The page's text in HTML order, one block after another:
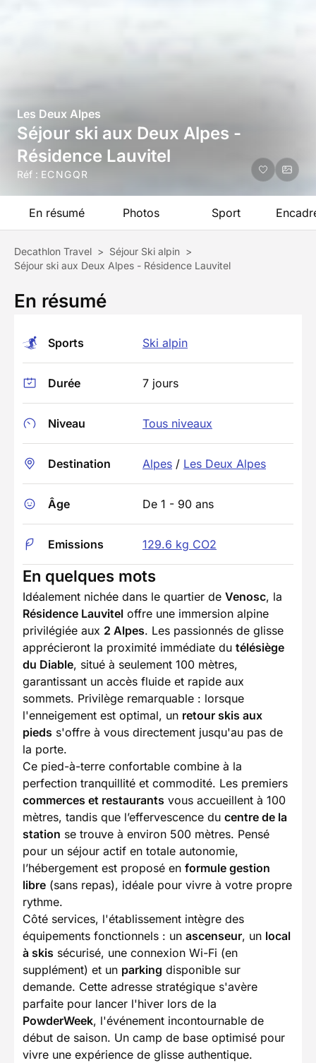
Les Deux Alpes
Séjour ski aux Deux Alpes -
Résidence Lauvitel
Réf : ECNGQR
En résumé Photos Sport
Decathlon Travel > Séjour Ski alpin >
Séjour ski aux Deux Alpes - Résidence Lauvitel
En résumé
Sports Ski alpin
Durée 7 jours
Niveau Tous niveaux
Destination Alpes / Les Deux Alpes
Âge De 1 - 90 ans
Emissions 129.6 kg CO2
En quelques mots
Idéalement nichée dans le quartier de Venosc, la
Résidence Lauvitel offre une immersion alpine
privilégiée aux 2 Alpes. Les passionnés de glisse
apprécieront la proximité immédiate du télésiège
du Diable, situé à seulement 100 mètres,
garantissant un accès fluide et rapide aux
sommets. Privilège remarquable : lorsque
l'enneigement est optimal, un retour skis aux
pieds s'offre à vous directement jusqu'au pas de
la porte.
Ce pied-à-terre confortable combine à la
perfection tranquillité et commodité. Les premiers
commerces et restaurants vous accueillent à 100
mètres, tandis que l’effervescence du centre de la
station se trouve à environ 500 mètres. Pensé
pour un séjour actif en totale autonomie,
l’hébergement est proposé en formule gestion
libre (sans repas), idéale pour vivre à votre propre
rythme.
Côté services, l'établissement intègre des
équipements fonctionnels : un ascenseur, un local
à skis sécurisé, une connexion Wi-Fi (en
supplément) et un parking disponible sur
demande. Cette adresse stratégique s'avère
parfaite pour lancer l'hiver lors de la
PowderWeek, l'événement incontournable de
début de saison. Un camp de base optimisé pour
vivre une expérience de glisse authentique.